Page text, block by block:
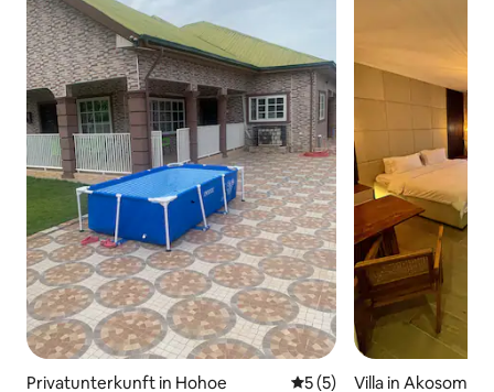
Privatunterkunft in Hohoe Durchschnittliche
5 (5)
Villa in Akosombo